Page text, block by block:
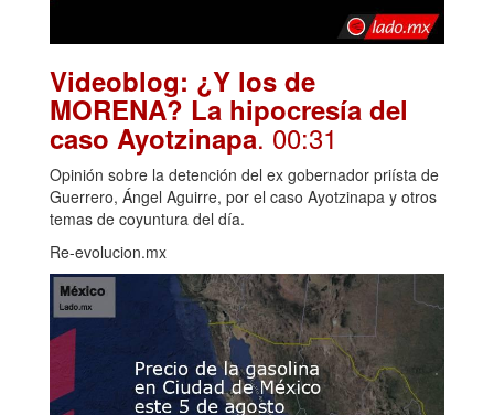
Videoblog: ¿Y los de
MORENA? La hipocresía del
caso Ayotzinapa. 00:31
Opinión sobre la detención del ex gobernador priísta de
Guerrero, Ángel Aguirre, por el caso Ayotzinapa y otros
temas de coyuntura del día.
Re-evolucion.mx